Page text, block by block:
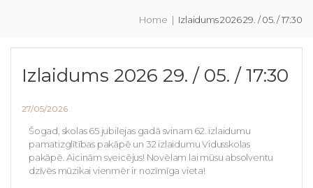
Home | Izlaidums 2026 29. / 05. / 17:30
Izlaidums 2026 29. / 05. / 17:30
27/05/2026
Šogad, skolas 65 jubilejas gadā svinam 62. izlaidumu
pamatizglītības pakāpē un 32 izlaidumu Vidusskolas
pakāpē. Aicinām sveicējus! Novēlam lai mūsu absolventu
dzīvēs mūzikai vienmēr ir nozīmīga vieta!